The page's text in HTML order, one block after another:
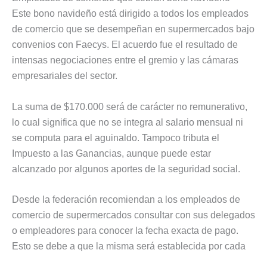
Este bono navideño está dirigido a todos los empleados
de comercio que se desempeñan en supermercados bajo
convenios con Faecys. El acuerdo fue el resultado de
intensas negociaciones entre el gremio y las cámaras
empresariales del sector.
La suma de $170.000 será de carácter no remunerativo,
lo cual significa que no se integra al salario mensual ni
se computa para el aguinaldo. Tampoco tributa el
Impuesto a las Ganancias, aunque puede estar
alcanzado por algunos aportes de la seguridad social.
Desde la federación recomiendan a los empleados de
comercio de supermercados consultar con sus delegados
o empleadores para conocer la fecha exacta de pago.
Esto se debe a que la misma será establecida por cada